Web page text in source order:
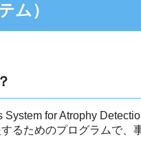
ム）
for Atrophy
るためのプログラムで、